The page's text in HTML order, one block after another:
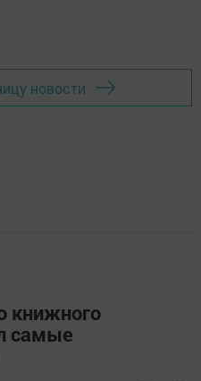
новости
книжного
самые